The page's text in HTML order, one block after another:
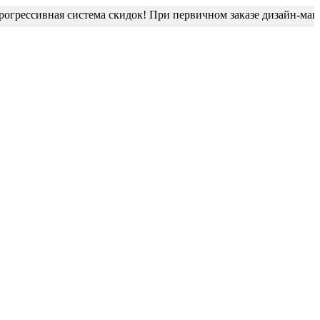
система скидок! При первичном заказе дизайн-макет